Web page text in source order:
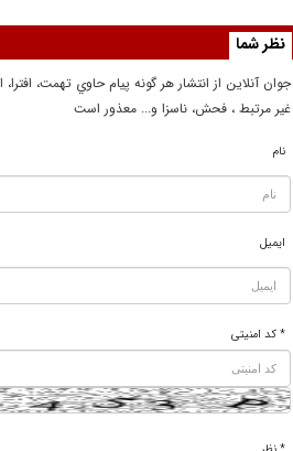
نظر شما
جوان آنلاين از انتشار هر گونه پيام حاوي تهمت، افترا،
غير مرتبط ، فحش، ناسزا و... معذور است
نام
ایمیل
* کد امنیتی